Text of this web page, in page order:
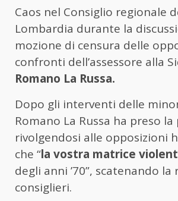
Caos nel Consiglio regionale
Lombardia durante la
mozione di censura delle
confronti dell’assessore alla
Romano La Russa.
Dopo gli interventi delle
Romano La Russa ha preso la
rivolgendosi alle opposizioni
che “la vostra matrice
degli anni ’70”, scatenando la
consiglieri.